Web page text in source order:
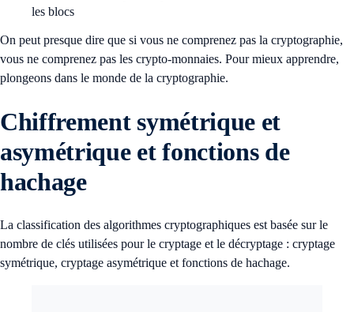
les blocs
On peut presque dire que si vous ne comprenez pas la cryptographie,
vous ne comprenez pas les crypto-monnaies. Pour mieux apprendre,
plongeons dans le monde de la cryptographie.
Chiffrement symétrique et
asymétrique et fonctions de
hachage
La classification des algorithmes cryptographiques est basée sur le
nombre de clés utilisées pour le cryptage et le décryptage : cryptage
symétrique, cryptage asymétrique et fonctions de hachage.